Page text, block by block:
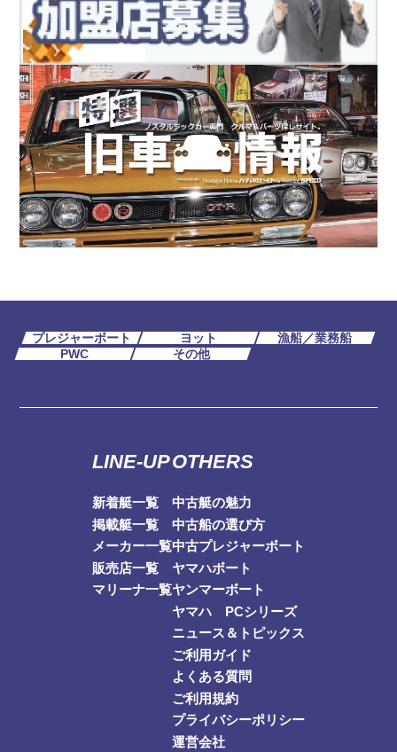
プレジャーボート ヨット
漁船／業務船
PWC
その他
LINE-UP
新着艇一覧
掲載艇一覧
メーカー一覧
販売店一覧
マリーナ一覧
OTHERS
中古艇の魅力
中古船の選び方
中古プレジャーボート
ヤマハボート
ヤンマーボート
ヤマハ PCシリーズ
ニュース＆トピックス
ご利用ガイド
よくある質問
ご利用規約
プライバシーポリシー
運営会社